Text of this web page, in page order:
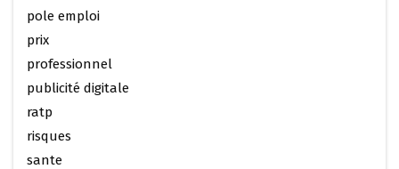
pole emploi
prix
professionnel
publicité digitale
ratp
risques
sante